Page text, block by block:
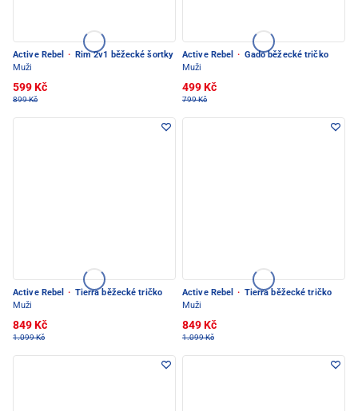
Active Rebel ·
Rim 2v1 běžecké šortky
Muži
599 Kč
899 Kč
Active Rebel · Gado běžecké tričko
Muži
499 Kč
799 Kč
Active Rebel · Tierra běžecké tričko
Muži
849 Kč
1.099 Kč
Active Rebel · Tierra běžecké tričko
Muži
849 Kč
1.099 Kč